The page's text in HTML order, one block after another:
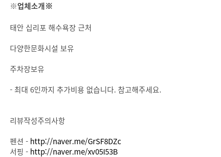
※업체소개※
태안 십리포 해수욕장 근처
다양한문화시설 보유
주차장보유
- 최대 6인까지 추가비용 없습니다. 참고해주세요.
리뷰작성주의사항
펜션 - http://naver.me/GrSF8DZc
서핑 - http://naver.me/xv05I53B